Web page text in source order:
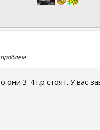
проблем
они 3-4т.р стоят. У вас